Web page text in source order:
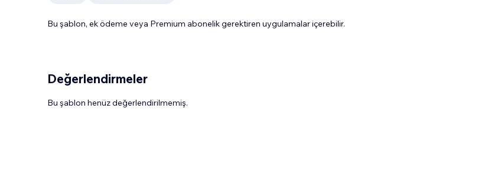
Bu şablon, ek ödeme veya Premium abonelik gerektiren uygulamalar içerebilir.
Değerlendirmeler
Bu şablon henüz değerlendirilmemiş.